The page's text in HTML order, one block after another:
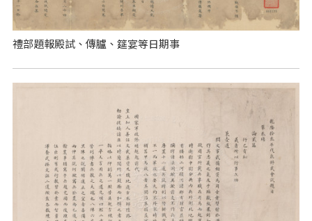
禮部題報殿試、傳臚、筵宴等日期事